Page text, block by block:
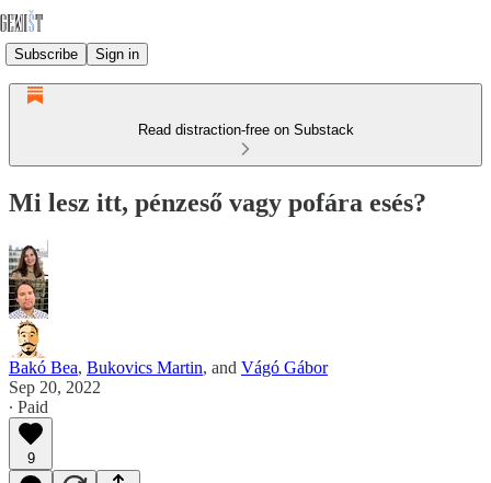
Subscribe Sign in
Read distraction-free on Substack
Mi lesz itt, pénzeső vagy pofára esés?
Bakó Bea, Bukovics Martin, and Vágó Gábor
Sep 20, 2022
∙ Paid
9